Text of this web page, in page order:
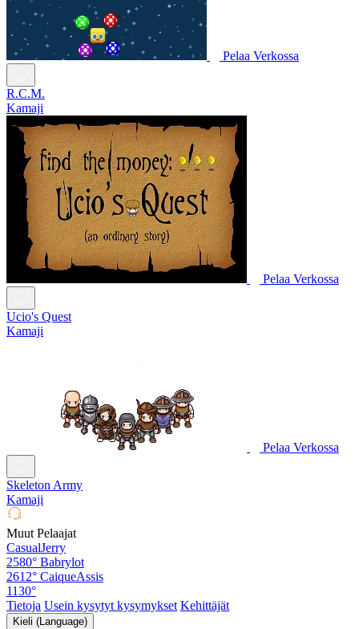
Pelaa Verkossa
R.C.M.
Kamaji
Pelaa Verkossa
Ucio's Quest
Kamaji
Pelaa Verkossa
Skeleton Army
Kamaji
Muut Pelaajat
CasualJerry
2580° Babrylot
2612° CaiqueAssis
1130°
Tietoja Usein kysytyt kysymykset Kehittäjät
Kieli (Language)